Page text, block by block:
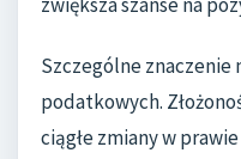
Szczególne znaczenie
podatkowych.
ciągłe zmiany w